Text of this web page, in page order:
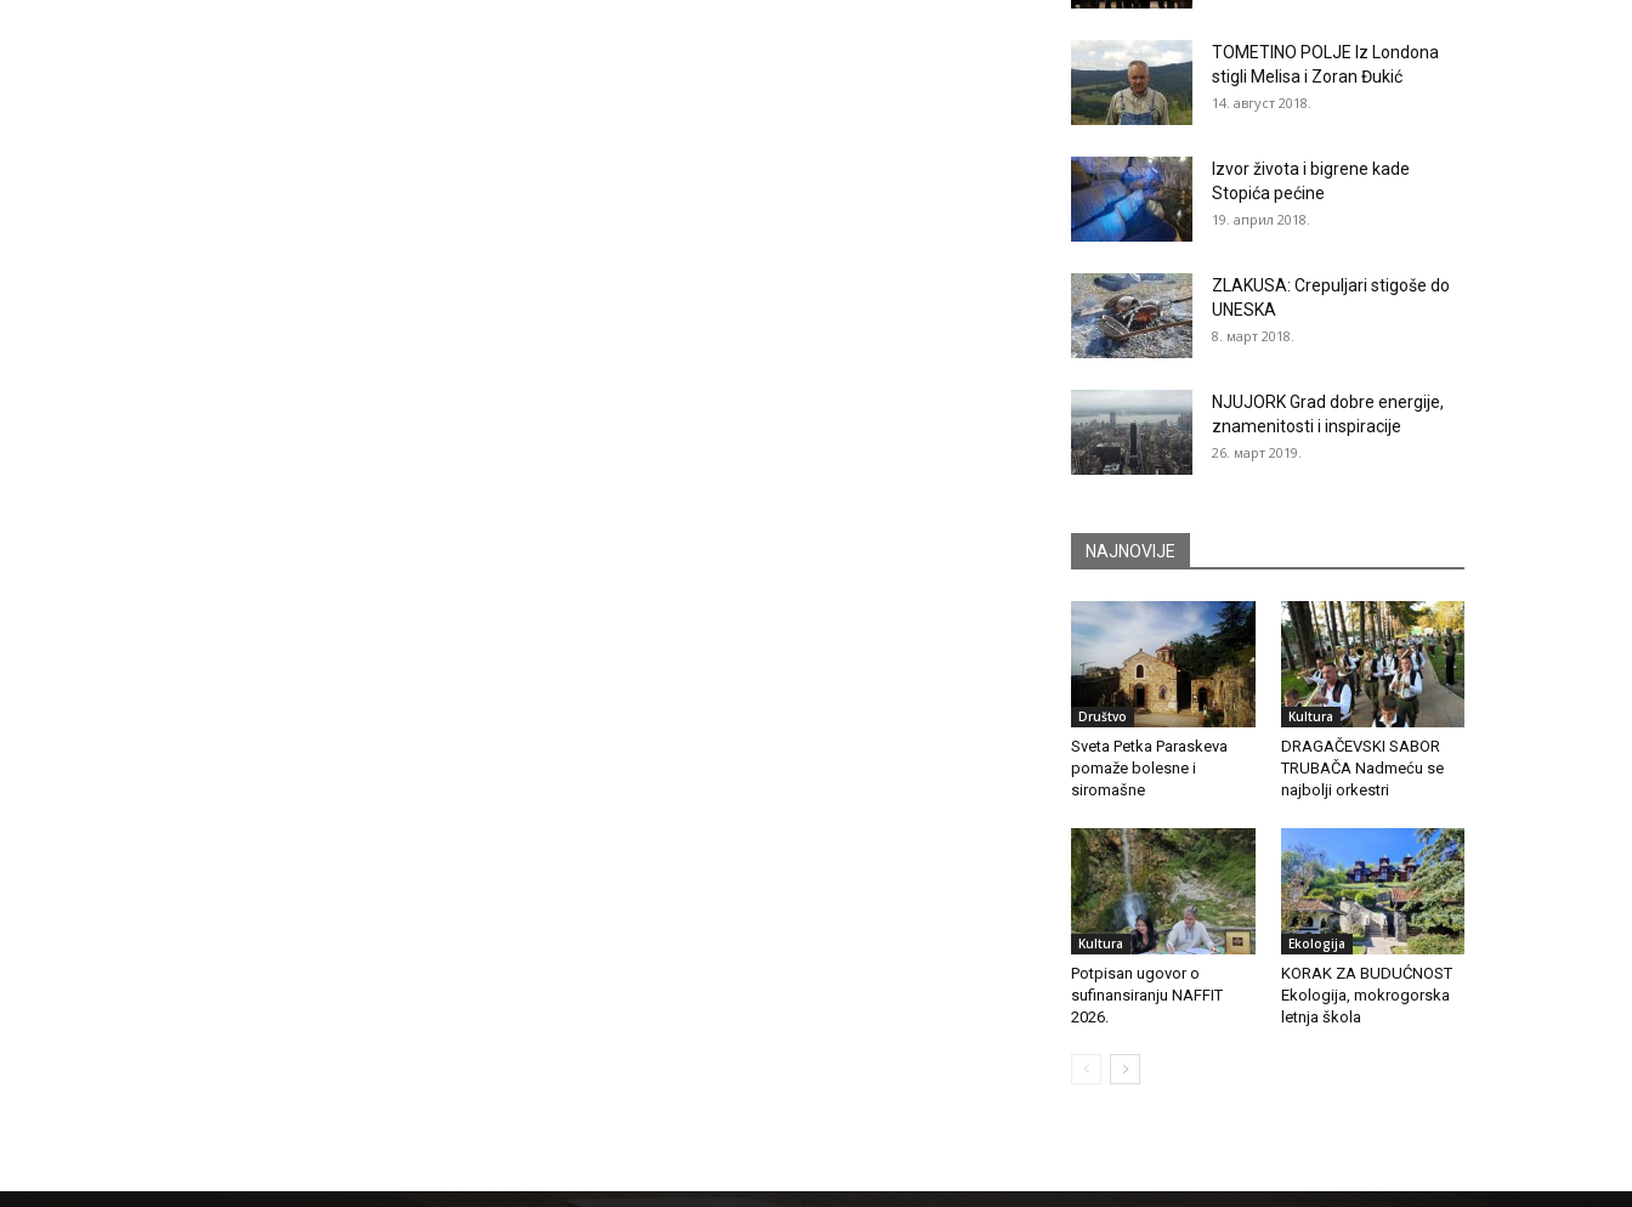
TOMETINO POLJE Iz Londona
stigli Melisa i Zoran Đukić
14. август 2018.
Izvor života i bigrene kade
Stopića pećine
19. април 2018.
ZLAKUSA: Crepuljari stigoše do
UNESKA
8. март 2018.
NJUJORK Grad dobre energije,
znamenitosti i inspiracije
26. март 2019.
NAJNOVIJE
Društvo
Sveta Petka Paraskeva
pomaže bolesne i
siromašne
Kultura
DRAGAČEVSKI SABOR
TRUBAČA Nadmeću se
najbolji orkestri
Kultura
Potpisan ugovor o
sufinansiranju NAFFIT
2026.
Ekologija
KORAK ZA BUDUĆNOST
Ekologija, mokrogorska
letnja škola